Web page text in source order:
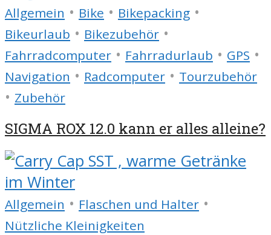
Allgemein • Bike • Bikepacking •
Bikeurlaub • Bikezubehör •
Fahrradcomputer • Fahrradurlaub • GPS •
Navigation • Radcomputer • Tourzubehör
• Zubehör
SIGMA ROX 12.0 kann er alles alleine?
Allgemein • Flaschen und Halter •
Nützliche Kleinigkeiten